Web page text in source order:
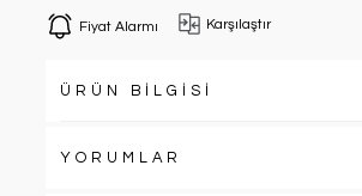
Fiyat Alarmı Karşılaştır
ÜRÜN BİLGİSİ
YORUMLAR